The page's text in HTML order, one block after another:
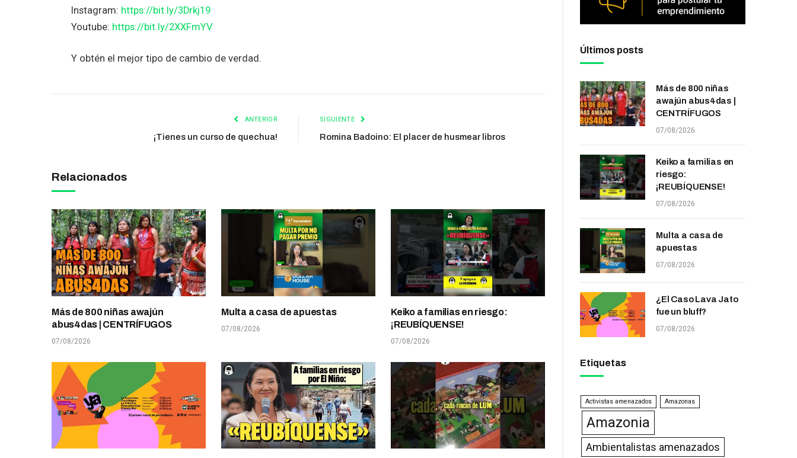
Instagram: https://bit.ly/3Drkj19
Youtube: https://bit.ly/2XXFmYV
Y obtén el mejor tipo de cambio de verdad.
ANTERIOR
¡Tienes un curso de quechua!
SIGUIENTE
Romina Badoino: El placer de husmear libros
Relacionados
Más de 800 niñas awajún
abus4das | CENTRÍFUGOS
07/08/2026
Multa a casa de apuestas
07/08/2026
Keiko a familias en riesgo:
¡REUBÍQUENSE!
07/08/2026
Últimos posts
Más de 800 niñas
awajún abus4das |
CENTRÍFUGOS
07/08/2026
Keiko a familias en
riesgo:
¡REUBÍQUENSE!
07/08/2026
Multa a casa de
apuestas
07/08/2026
¿El Caso Lava Jato
fue un bluff?
07/08/2026
Etiquetas
Activistas amenazados Amazonas
Amazonia
Ambientalistas amenazados